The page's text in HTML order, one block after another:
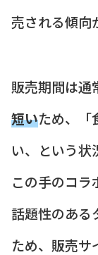
売される傾向
販売期間は通
短いため、「
い、という状
この手のコラ
話題性のある
ため、販売サ